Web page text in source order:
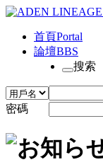
首頁Portal
論壇BBS
搜索
密碼